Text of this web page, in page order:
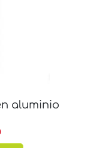
aluminio